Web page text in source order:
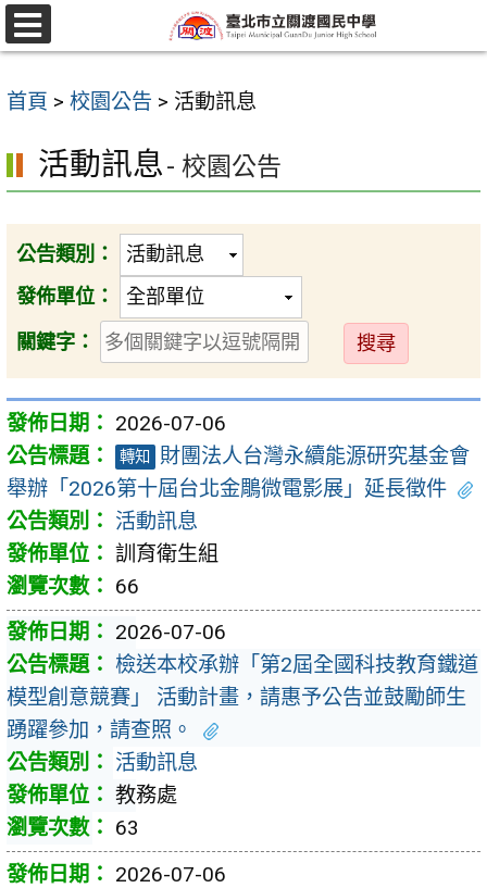
跳
至
要
容
選
單
首頁 > 校園公告 > 活動訊息
活動訊息- 校園公告
公告類別：
發佈單位：
關鍵字：
送
出
2026-07-06
轉知
財團法人台灣永續能源研究基金會
舉辦「2026第十屆台北金鵰微電影展」延長徵件
活動訊息
訓育衛生組
66
2026-07-06
檢送本校承辦「第2屆全國科技教育鐵道
模型創意競賽」 活動計畫，請惠予公告並鼓勵師生
踴躍參加，請查照。
活動訊息
教務處
63
2026-07-06